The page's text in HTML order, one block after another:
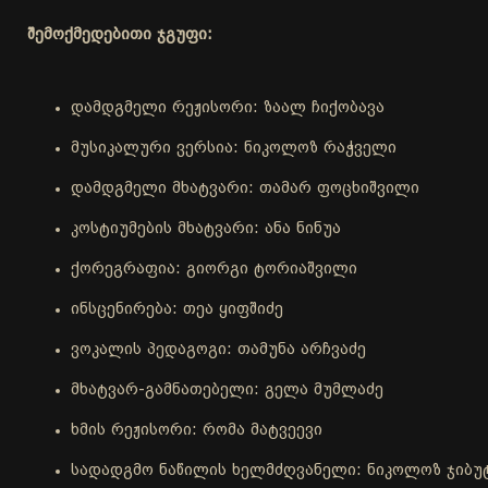
შემოქმედებითი ჯგუფი:
დამდგმელი რეჟისორი: ზაალ ჩიქობავა
მუსიკალური ვერსია: ნიკოლოზ რაჭველი
დამდგმელი მხატვარი: თამარ ფოცხიშვილი
კოსტიუმების მხატვარი: ანა ნინუა
ქორეგრაფია: გიორგი ტორიაშვილი
ინსცენირება: თეა ყიფშიძე
ვოკალის პედაგოგი: თამუნა არჩვაძე
მხატვარ-გამნათებელი: გელა მუმლაძე
ხმის რეჟისორი: რომა მატვეევი
სადადგმო ნაწილის ხელმძღვანელი: ნიკოლოზ